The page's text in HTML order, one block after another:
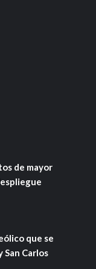
de mayor
que se
San Carlos